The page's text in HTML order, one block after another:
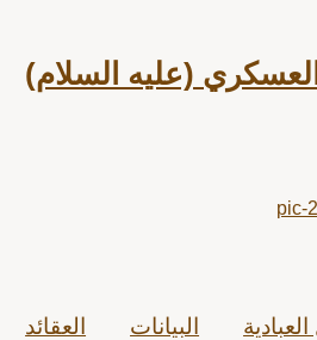
(عليه السلام)
البيانات العقائد